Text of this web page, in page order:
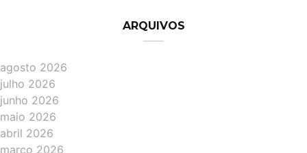
ARQUIVOS
agosto 2026
julho 2026
junho 2026
maio 2026
abril 2026
março 2026